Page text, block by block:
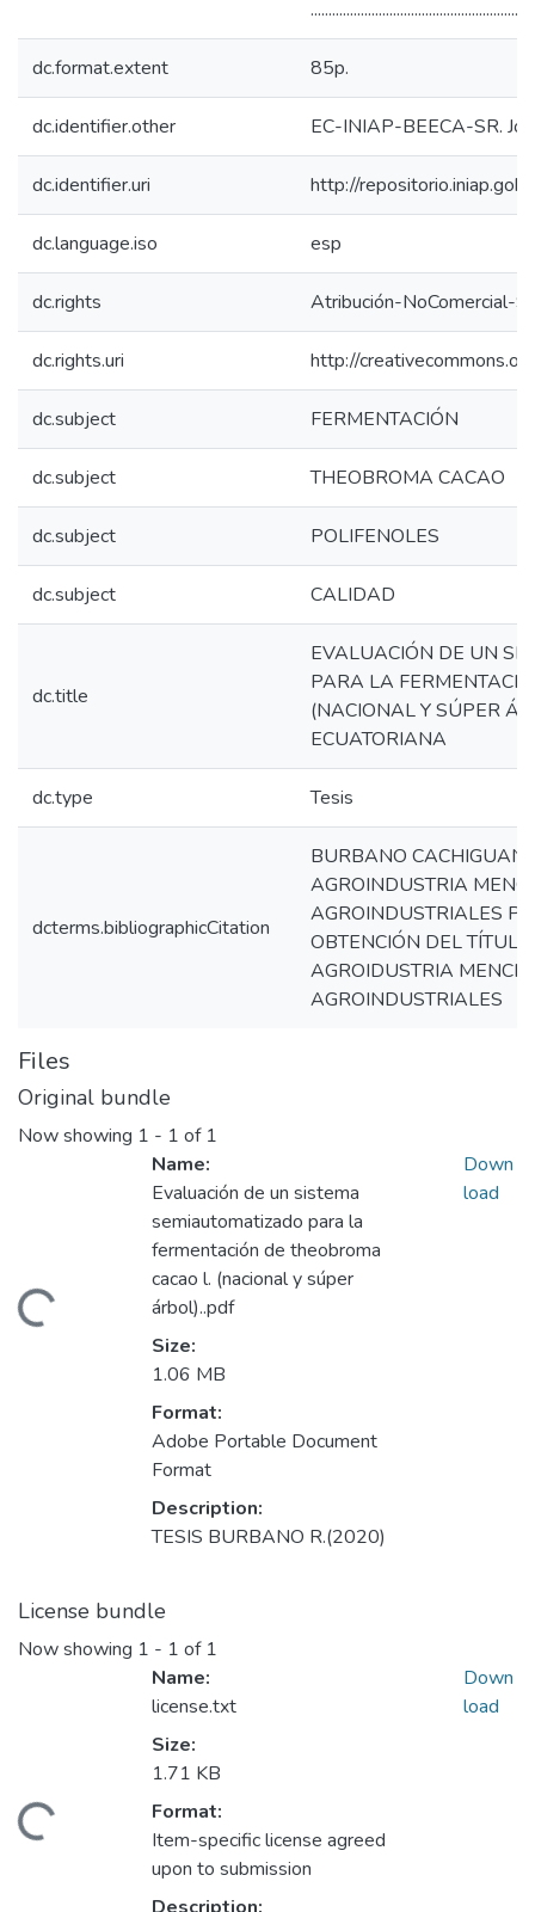
dc.format.extent 85p.
dc.identifier.other EC-INIAP-BEECA-SR.
dc.identifier.uri http://
dc.language.iso esp
dc.rights Atribución-NoComercial-
dc.rights.uri http://
dc.subject FERMENTACIÓN
dc.subject THEOBROMA CACAO
dc.subject POLIFENOLES
dc.subject CALIDAD
dc.title
EVALUACIÓN DE UN
PARA LA
(NACIONAL Y SÚPER
ECUATORIANA
dc.type Tesis
dcterms.bibliographicCitation
BURBANO
AGROINDUSTRIA
AGROINDUSTRIALES
OBTENCIÓN DEL
AGROIDUSTRIA
AGROINDUSTRIALES
Files
Original bundle
Now showing 1 - 1 of 1
Name:
Evaluación de un sistema
semiautomatizado para la
fermentación de theobroma
cacao l. (nacional y súper
árbol)..pdf
Size:
1.06 MB
Format:
Adobe Portable Document
Format
Description:
TESIS BURBANO R.(2020)
Down
load
License bundle
Now showing 1 - 1 of 1
Name:
license.txt
Size:
1.71 KB
Format:
Item-specific license agreed
upon to submission
Down
load